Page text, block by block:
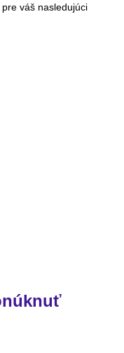
váš nasledujúci